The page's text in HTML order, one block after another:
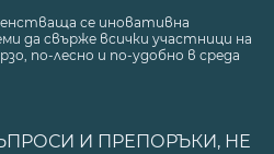
се иновативна
да свърже всички участници на
по-лесно и по-удобно в среда
И ПРЕПОРЪКИ, НЕ